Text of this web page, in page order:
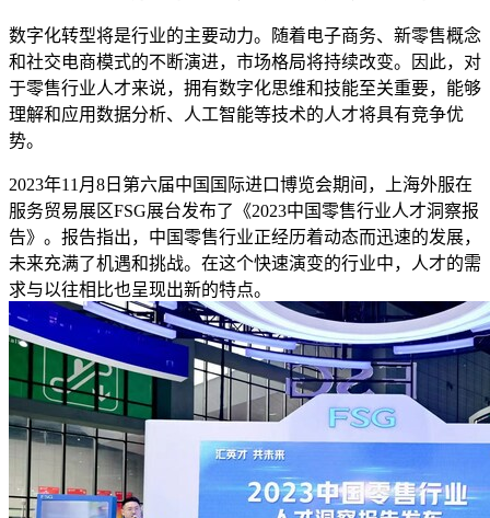
数字化转型将是行业的主要动力。随着电子商务、新零售概念
和社交电商模式的不断演进，市场格局将持续改变。因此，对
于零售行业人才来说，拥有数字化思维和技能至关重要，能够
理解和应用数据分析、人工智能等技术的人才将具有竞争优
势。
2023年11月8日第六届中国国际进口博览会期间，上海外服在
服务贸易展区FSG展台发布了《2023中国零售行业人才洞察报
告》。报告指出，中国零售行业正经历着动态而迅速的发展，
未来充满了机遇和挑战。在这个快速演变的行业中，人才的需
求与以往相比也呈现出新的特点。